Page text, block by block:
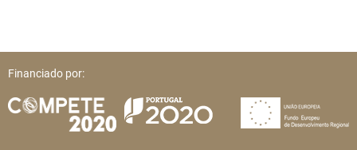
Financiado por: